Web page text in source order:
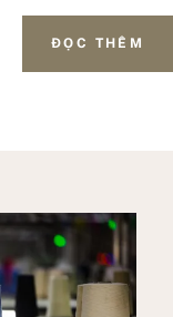
ĐỌC THÊM